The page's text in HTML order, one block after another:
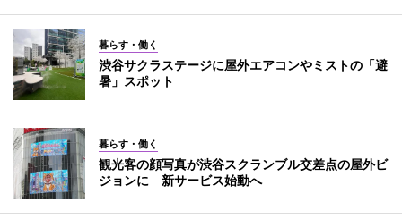
暮らす・働く
渋谷サクラステージに屋外エアコンやミストの「避
暑」スポット
暮らす・働く
観光客の顔写真が渋谷スクランブル交差点の屋外ビ
ジョンに 新サービス始動へ